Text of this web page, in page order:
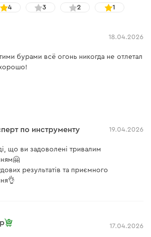
цене.
4 3 2 1
18.04.2026
бурами всё огонь никогда не отлетал
по инструменту 19.04.2026
що ви задоволені тривалим
результатів та приємного
17.04.2026